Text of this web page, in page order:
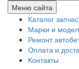
Меню сайта
Каталог
Марки и
Ремонт
Оплата и
Контакты